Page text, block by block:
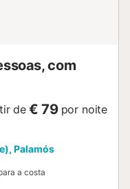
com
de € 79 por noite
Palamós
a costa